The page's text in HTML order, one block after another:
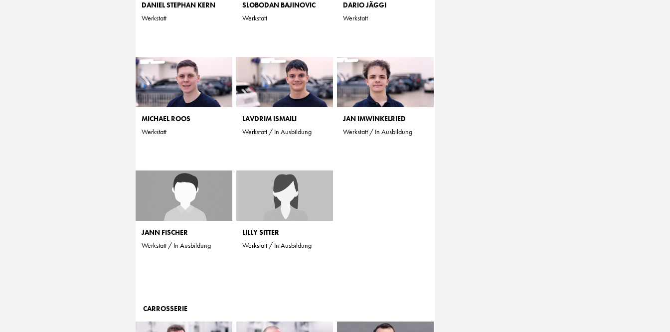
DANIEL STEPHAN KERN
Werkstatt
SLOBODAN BAJINOVIC
Werkstatt
DARIO JÄGGI
Werkstatt
MICHAEL ROOS
Werkstatt
LAVDRIM ISMAILI
Werkstatt / In Ausbildung
JAN IMWINKELRIED
Werkstatt / In Ausbildung
JANN FISCHER
Werkstatt / In Ausbildung
LILLY SITTER
Werkstatt / In Ausbildung
CARROSSERIE